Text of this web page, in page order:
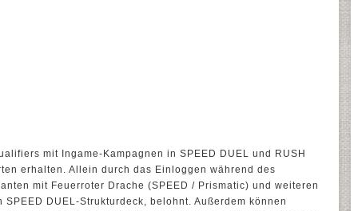
mit Ingame-Kampagnen in SPEED DUEL und RUSH
erhalten. Allein durch das Einloggen während des
mit Feuerroter Drache (SPEED / Prismatic) und weiteren
DUEL-Strukturdeck, belohnt. Außerdem können